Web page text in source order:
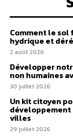
Comment le sol
hydrique et
2 août 2026
Développer
non humaines
30 juillet 2026
Un kit citoyen
développement
villes
29 juillet 2026